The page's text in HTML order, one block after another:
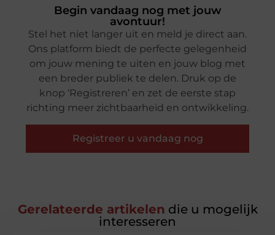
Begin vandaag nog met jouw
avontuur!
Stel het niet langer uit en meld je direct aan.
Ons platform biedt de perfecte gelegenheid
om jouw mening te uiten en jouw blog met
een breder publiek te delen. Druk op de
knop ‘Registreren’ en zet de eerste stap
richting meer zichtbaarheid en ontwikkeling.
Registreer u vandaag nog
Gerelateerde artikelen die u mogelijk
interesseren